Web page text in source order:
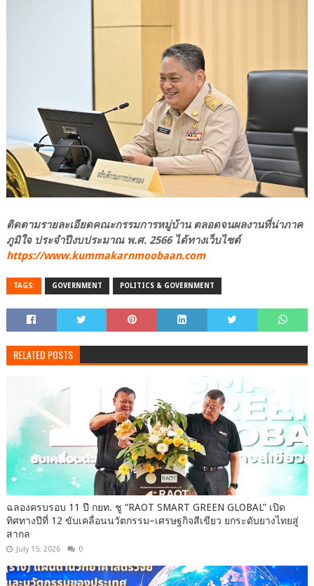
ติดตามรายละเอียดคณะกรรมการหมู่บ้าน ตลอดจนผลงานที่น่าภาค
ภูมิใจ ประจำปีงบประมาณ พ.ศ. 2566 ได้ทางเว็บไซต์
https://www.kummakarnmoobaan.com
TAGS: GOVERNMENT POLITICS & GOVERNMENT
RELATED POSTS
ฉลองครบรอบ 11 ปี กยท. ชู “RAOT SMART GREEN GLOBAL” เปิด
ทิศทางปีที่ 12 ขับเคลื่อนนวัตกรรม–เศรษฐกิจสีเขียว ยกระดับยางไทยสู่
สากล
July 15, 2026 0